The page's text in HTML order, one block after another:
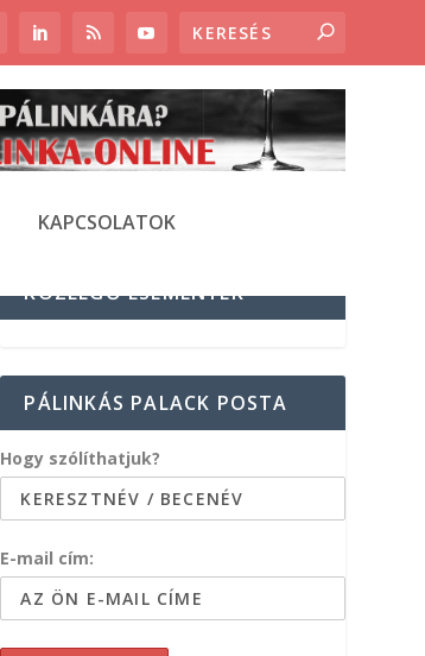
KAPCSOLATOK
KÖZELGŐ ESEMÉNYEK
PÁLINKÁS PALACK POSTA
Hogy szólíthatjuk?
E-mail cím: